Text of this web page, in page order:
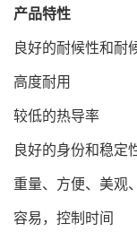
产品特性
良好的耐候性和耐
高度耐用
较低的热导率
良好的身份和稳定
重量、方便、美观
容易，控制时间